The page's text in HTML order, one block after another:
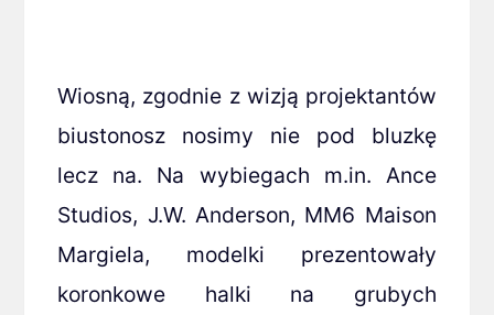
Wiosną, zgodnie z wizją projektantów
biustonosz nosimy nie pod bluzkę
lecz na. Na wybiegach m.in. Ance
Studios, J.W. Anderson, MM6 Maison
Margiela, modelki prezentowały
koronkowe halki na grubych